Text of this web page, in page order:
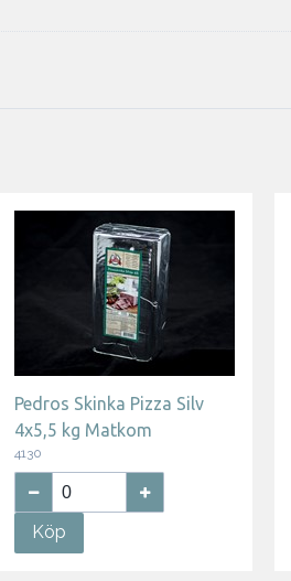
Pedros Skinka Pizza Silv
4x5,5 kg Matkom
4130
Köp